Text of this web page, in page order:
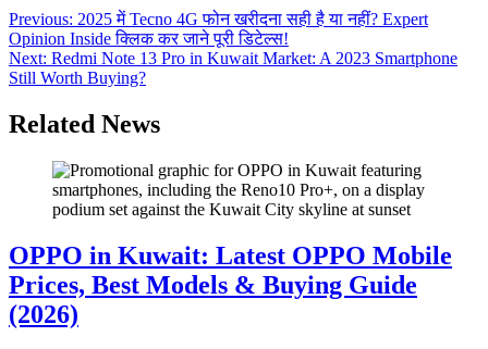
Previous: 2025 में Tecno 4G फोन खरीदना सही है या नहीं? Expert
Opinion Inside क्लिक कर जाने पूरी डिटेल्स!
Next: Redmi Note 13 Pro in Kuwait Market: A 2023 Smartphone
Still Worth Buying?
Related News
OPPO in Kuwait: Latest OPPO Mobile
Prices, Best Models & Buying Guide
(2026)